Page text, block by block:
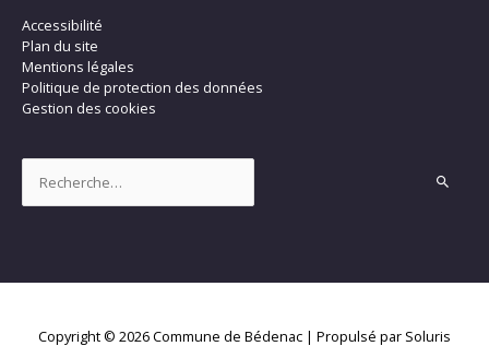
Accessibilité
Plan du site
Mentions légales
Politique de protection des données
Gestion des cookies
Copyright © 2026Commune de Bédenac | Propulsé par Soluris